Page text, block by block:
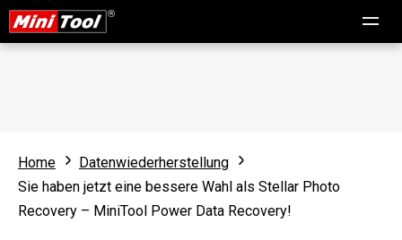
Home
Datenwiederherstellung
Sie haben jetzt eine bessere Wahl als Stellar Photo
Recovery – MiniTool Power Data Recovery!